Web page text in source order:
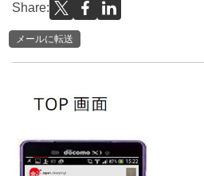
Share:
メールに転送